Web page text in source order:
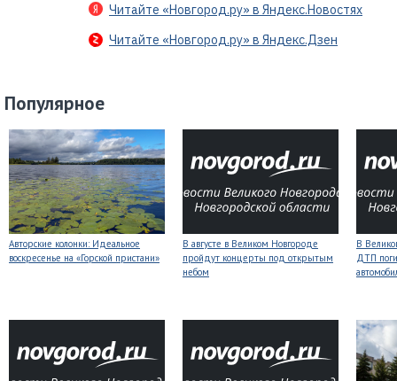
Читайте «Новгород.ру» в Яндекс.Новостях
Читайте «Новгород.ру» в Яндекс.Дзен
Популярное
Авторские колонки: Идеальное
воскресенье на «Горской пристани»
В августе в Великом Новгороде
пройдут концерты под открытым
небом
В
ДТП